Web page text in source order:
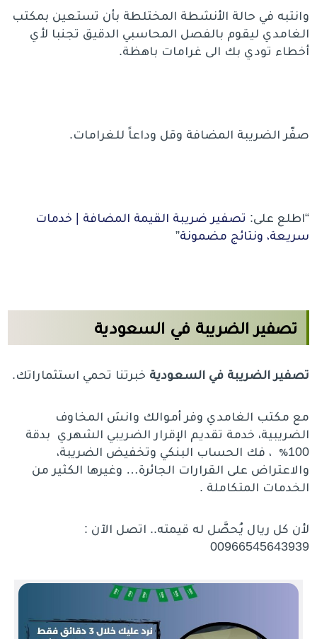
وانتبه في حالة الأنشطة المختلطة بأن تستعين بمكتب
الغامدي ليقوم بالفصل المحاسبي الدقيق تجنبا لأي
أخطاء تودي بك الى غرامات باهظة.
صفّر الضريبة المضافة وقل وداعاً للغرامات.
“اطلع على: تصفير ضريبة القيمة المضافة | خدمات
سريعة، ونتائج مضمونة”
تصفير الضريبة في السعودية
تصفير الضريبة في السعودية خبرتنا تحمي استثماراتك.
مع مكتب الغامدي وفر أموالك وانسَ المخاوف
الضريبية، خدمة تقديم الإقرار الضريبي الشهري بدقة
100٪ ، فك الحساب البنكي وتخفيض الضريبة،
والاعتراض على القرارات الجائرة… وغيرها الكثير من
الخدمات المتكاملة .
لأن كل ريال يُحصَّل له قيمته.. اتصل الآن :
00966545643939